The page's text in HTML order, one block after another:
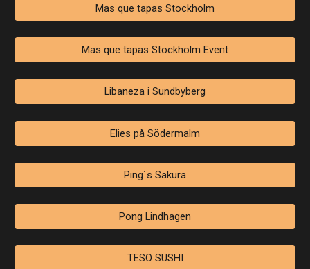
Mas que tapas Stockholm
Mas que tapas Stockholm Event
Libaneza i Sundbyberg
Elies på Södermalm
Ping´s Sakura
Pong Lindhagen
TESO SUSHI